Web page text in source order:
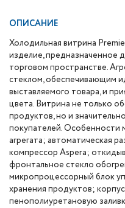
ОПИСАНИЕ
Холодильная витрина
изделие, предназначенное
торговом пространстве.
стеклом, обеспечивающим
выставляемого товара, и
цвета. Витрина не только
продуктов, но и
покупателей. Особенности
агрегата; автоматическая
компрессор Aspera;
фронтальное стекло
микропроцессорный блок
хранения продуктов;
пенополиуретановую